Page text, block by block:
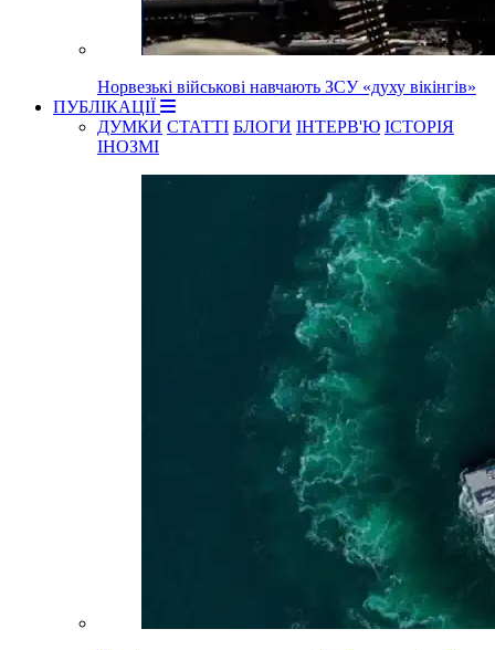
Норвезькі військові навчають ЗСУ «духу вікінгів»
ПУБЛІКАЦІЇ
ДУМКИ СТАТТІ БЛОГИ ІНТЕРВ'Ю ІСТОРІЯ
ІНОЗМІ